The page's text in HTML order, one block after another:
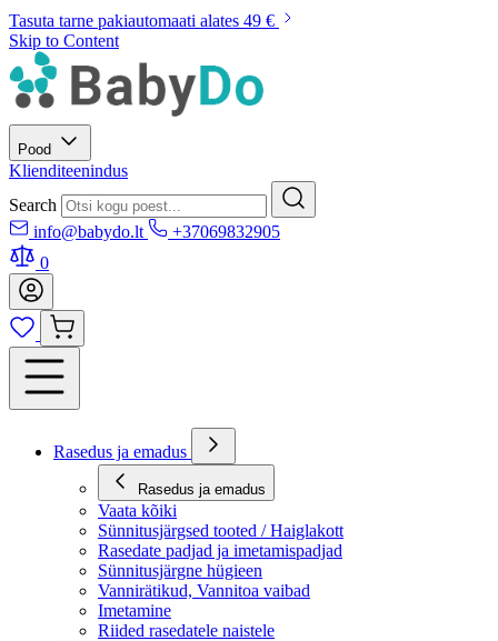
Tasuta tarne pakiautomaati alates 49 €
Skip to Content
Pood
Klienditeenindus
Search
info@babydo.lt
+37069832905
0
Rasedus ja emadus
Rasedus ja emadus
Vaata kõiki
Sünnitusjärgsed tooted / Haiglakott
Rasedate padjad ja imetamispadjad
Sünnitusjärgne hügieen
Vannirätikud, Vannitoa vaibad
Imetamine
Riided rasedatele naistele